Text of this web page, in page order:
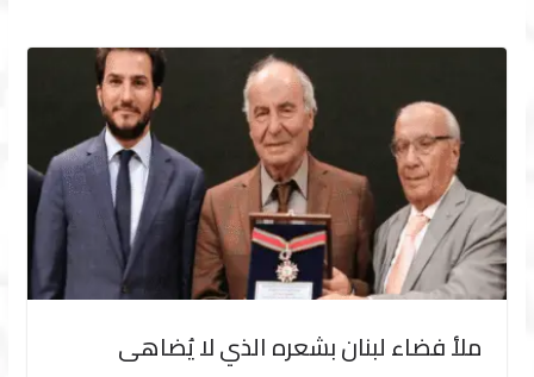
ملأ فضاء لبنان بشعره الذي لا يُضاهى